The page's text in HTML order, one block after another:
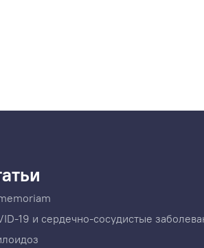
19 и сердечно-сосудистые